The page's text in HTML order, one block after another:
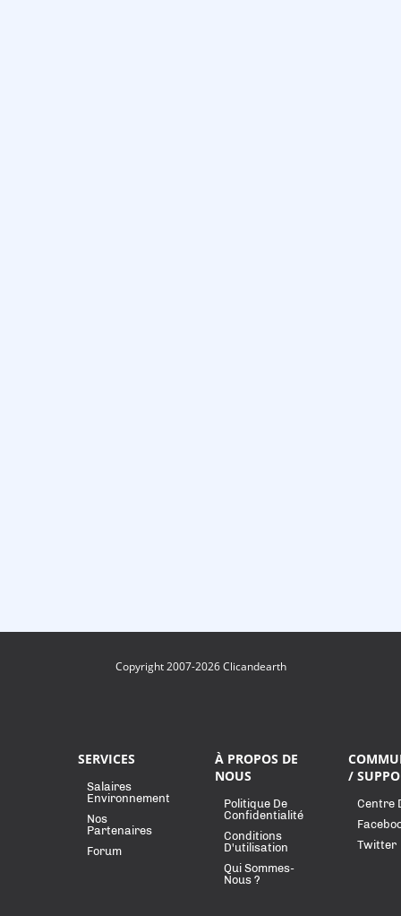
Copyright 2007-2026 Clicandearth
SERVICES
Salaires
Environnement
Nos
Partenaires
Forum
À PROPOS DE
NOUS
Politique De
Confidentialité
Conditions
D'utilisation
Qui Sommes-
Nous ?
/
Centre
Twitter